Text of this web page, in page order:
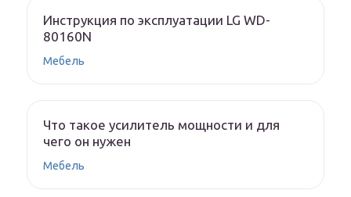
Инструкция по эксплуатации LG WD-
80160N
Мебель
Что такое усилитель мощности и для
чего он нужен
Мебель